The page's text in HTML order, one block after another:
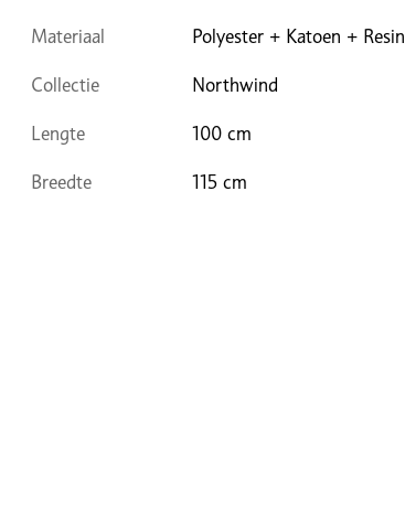
Materiaal Polyester + Katoen + Resin
Collectie Northwind
Lengte 100 cm
Breedte 115 cm